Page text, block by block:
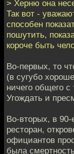
> Херню она
Так вот -
способен
пошутить,
короче быть
Во-первых, то
(в сугубо
ничего общего
Угождать и
Во-вторых, в 90-
ресторан,
официантов
была